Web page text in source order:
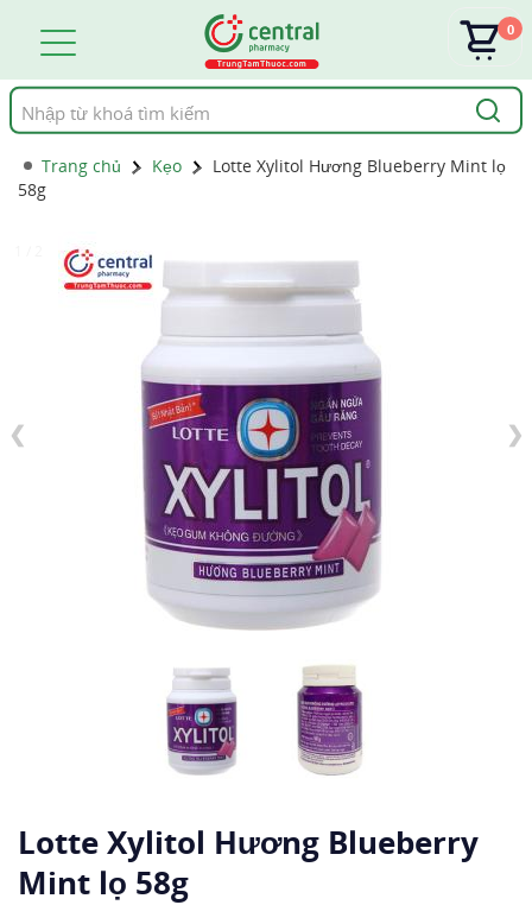
Tìm
kiếm
0
Trang chủ Kẹo
Lotte Xylitol Hương Blueberry Mint lọ
58g
❮ ❯
Lotte Xylitol Hương Blueberry
Mint lọ 58g